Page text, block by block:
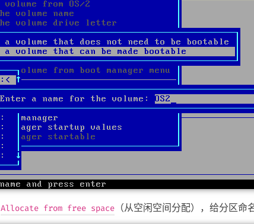
Allocate from free space （从空闲空间分配），给分区命